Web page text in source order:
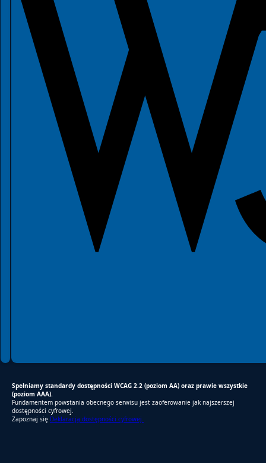
Spełniamy standardy dostępności WCAG 2.2 (poziom AA) oraz prawie wszystkie
(poziom AAA).
Fundamentem powstania obecnego serwisu jest zaoferowanie jak najszerszej
dostępności cyfrowej.
Zapoznaj się Deklaracją dostępności cyfrowej.